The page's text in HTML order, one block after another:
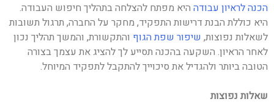
הכנה לראיון עבודה היא מפתח להצלחה בתהליך חיפוש העבודה.
היא כוללת הבנת דרישות התפקיד, מחקר על החברה, תרגול תשובות
לשאלות נפוצות, שיפור שפת הגוף והתקשורת, והמשך תהליך נכון
לאחר הראיון. השקעה בהכנה תסייע לך להציג את עצמך בצורה
הטובה ביותר ולהגדיל את סיכוייך להתקבל לתפקיד המיוחל.
שאלות נפוצות